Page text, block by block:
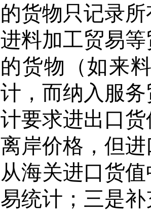
的货物只记录
进料加工贸易
的货物（如来
计，而纳入服
计要求进出口
离岸价格，但
从海关进口货
易统计；三是